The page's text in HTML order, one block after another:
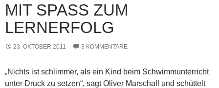
MIT SPASS ZUM L
ERNERFOLG
23. OKTOBER 2011 3 KOMMENTARE
„Nichts ist schlimmer, als ein Kind beim Schwimmunterricht
unter Druck zu setzen“, sagt Oliver Marschall und schüttelt